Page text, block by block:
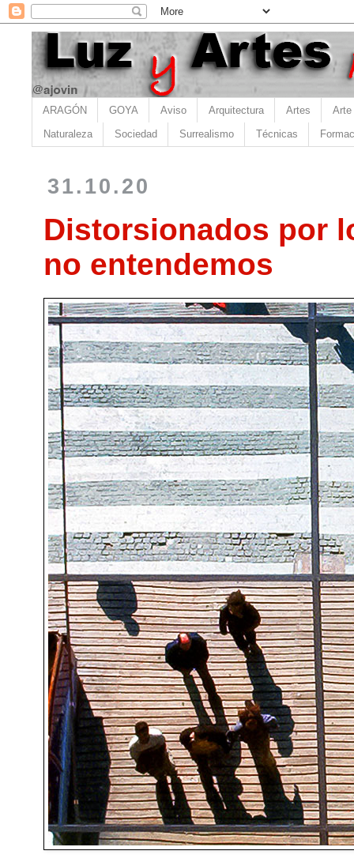
ARAGÓN GOYA Aviso Arquitectura Artes Arte
Naturaleza Sociedad Surrealismo Técnicas
31.10.20
Distorsionados por
no entendemos